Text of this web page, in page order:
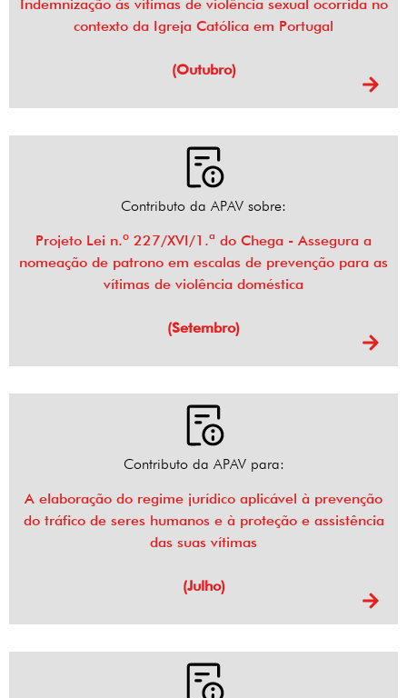
Indemnização às vítimas de violência sexual ocorrida no
contexto da Igreja Católica em Portugal
(Outubro)
Contributo da APAV sobre:
Projeto Lei n.º 227/XVI/1.ª do Chega - Assegura a
nomeação de patrono em escalas de prevenção para as
vítimas de violência doméstica
(Setembro)
Contributo da APAV para:
A elaboração do regime jurídico aplicável à prevenção
do tráfico de seres humanos e à proteção e assistência
das suas vítimas
(Julho)